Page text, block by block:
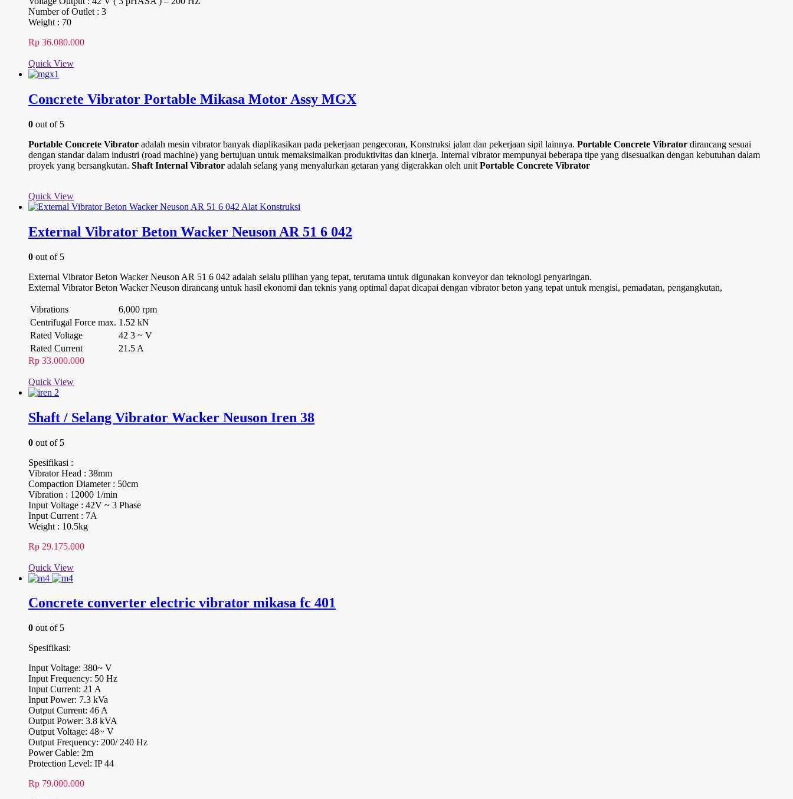
Number of Outlet : 3
Weight : 70
Rp 36.080.000
Quick View
Concrete Vibrator Portable Mikasa Motor Assy MGX
0 out of 5
Portable Concrete Vibrator adalah mesin vibrator banyak diaplikasikan pada pekerjaan pengecoran, Konstruksi jalan dan pekerjaan sipil lainnya. Portable Concrete Vibrator dirancang sesuai
dengan standar dalam industri (road machine) yang bertujuan untuk memaksimalkan produktivitas dan kinerja. Internal vibrator mempunyai beberapa tipe yang disesuaikan dengan kebutuhan dalam
proyek yang bersangkutan. Shaft Internal Vibrator adalah selang yang menyalurkan getaran yang digerakkan oleh unit Portable Concrete Vibrator
Quick View
External Vibrator Beton Wacker Neuson AR 51 6 042
0 out of 5
External Vibrator Beton Wacker Neuson AR 51 6 042 adalah selalu pilihan yang tepat, terutama untuk digunakan konveyor dan teknologi penyaringan.
External Vibrator Beton Wacker Neuson dirancang untuk hasil ekonomi dan teknis yang optimal dapat dicapai dengan vibrator beton yang tepat untuk mengisi, pemadatan, pengangkutan,
Vibrations
6,000 rpm
Centrifugal Force max. 1.52 kN
Rated Voltage
42 3 ~ V
Rated Current
21.5 A
Rp 33.000.000
Quick View
Shaft / Selang Vibrator Wacker Neuson Iren 38
0 out of 5
Spesifikasi :
Vibrator Head : 38mm
Compaction Diameter : 50cm
Vibration : 12000 1/min
Input Voltage : 42V ~ 3 Phase
Input Current : 7A
Weight : 10.5kg
Rp 29.175.000
Quick View
Concrete converter electric vibrator mikasa fc 401
0 out of 5
Spesifikasi:
Input Voltage: 380~ V
Input Frequency: 50 Hz
Input Current: 21 A
Input Power: 7.3 kVa
Output Current: 46 A
Output Power: 3.8 kVA
Output Voltage: 48~ V
Output Frequency: 200/ 240 Hz
Power Cable: 2m
Protection Level: IP 44
Rp 79.000.000